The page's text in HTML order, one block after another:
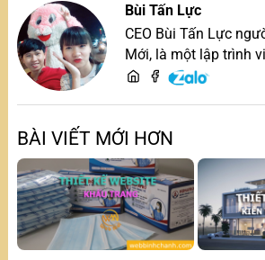
Bùi Tấn Lực
CEO Bùi Tấn Lực
Mới, là một lập trình
content, chuyên tư
BÀI VIẾT MỚI HƠN